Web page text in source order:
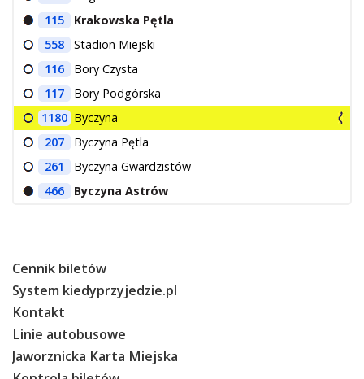
115
Krakowska Pętla
558
Stadion Miejski
116
Bory Czysta
117
Bory Podgórska
1180 Byczyna
207
Byczyna Pętla
261
Byczyna Gwardzistów
466
Byczyna Astrów
Cennik biletów
System kiedyprzyjedzie.pl
Kontakt
Linie autobusowe
Jaworznicka Karta Miejska